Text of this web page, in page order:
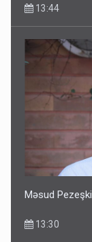
Keçmiş
13:44
Məsud
13:30